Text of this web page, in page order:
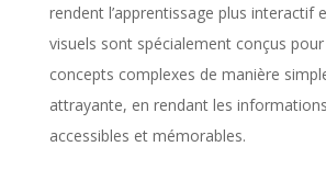
rendent l’apprentissage plus interactif
visuels sont spécialement conçus
concepts complexes de manière
attrayante, en rendant les
accessibles et mémorables.